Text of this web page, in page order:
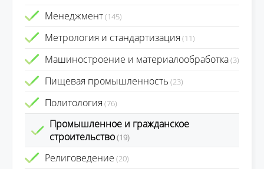
Менеджмент(145)
Метрология и стандартизация (11)
Машиностроение и материалообработка(3)
Пищевая промышленность(23)
Политология (76)
Промышленное и гражданское
строительство(19)
Религоведение (20)